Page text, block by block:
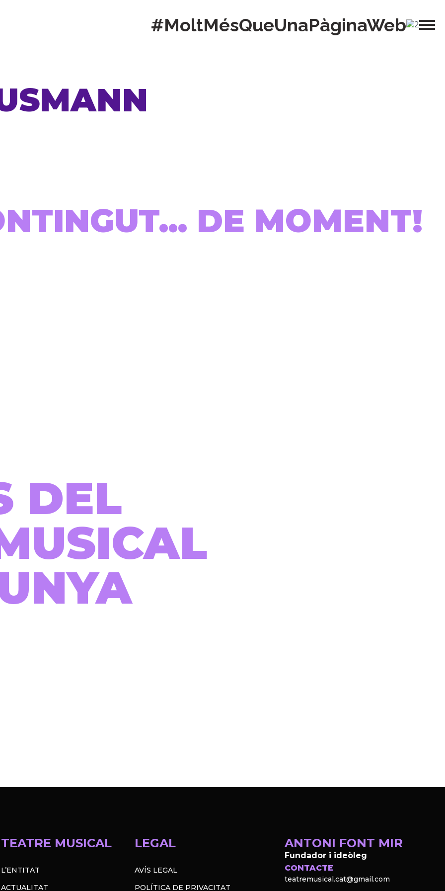
#MoltMésQueUnaPàginaWeb
DE MOMENT!
DEL
TEATRE MUSICAL
L’ENTITAT
ACTUALITAT
LEGAL
AVÍS LEGAL
POLÍTICA DE PRIVACITAT
ANTONI FONT MIR
Fundador i ideòleg
CONTACTE
teatremusical.cat@gmail.com